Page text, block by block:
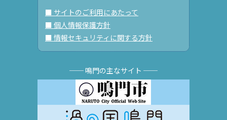
■ サイトのご利用にあたって
■ 個人情報保護方針
■ 情報セキュリティに関する方針
── 鳴門の主なサイト ──